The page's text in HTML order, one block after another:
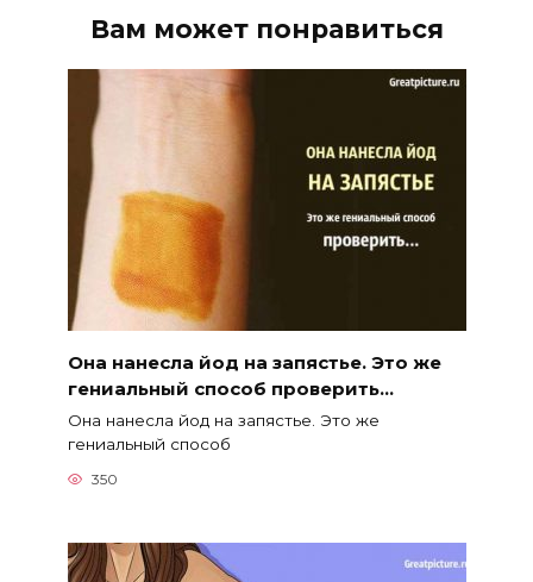
Вам может понравиться
Она нанесла йод на запястье. Это же
гениальный способ проверить…
Она нанесла йод на запястье. Это же
гениальный способ
350